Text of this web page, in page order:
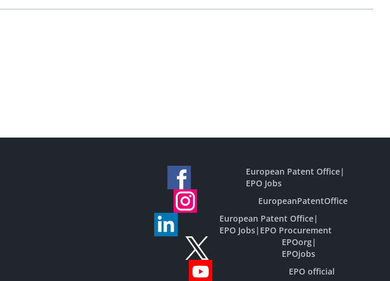
European Patent Office|
EPO Jobs
EuropeanPatentOffice
European Patent Office|
EPO Jobs| EPO Procurement
EPOorg|
EPOjobs
EPO official